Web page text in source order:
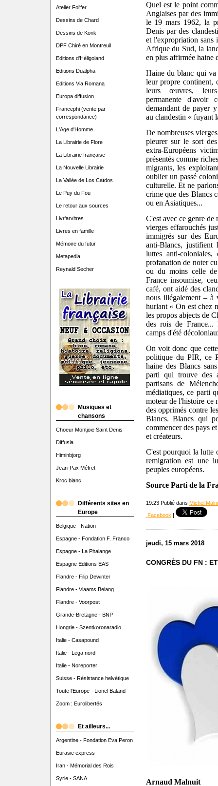
Atelier Fol'fer
Dessins de Chard
Dessins de Konk
DPF Chiré en Montreuil
Editions d'Héligoland
Editions Dualpha
Editions Via Romana
Europa diffusion
Francephi (vente par
correspondance)
L'Age d'Homme
La Librairie de Flore
La Librairie française
La Nouvelle Librairie
La Vallée de Los Caïdos
Le Puy du Fou
Le retour aux sources
Livr'arvitres
Livres en famille
Mémoire du futur
Metapedia
Reynald Secher
Musiques et
chansons
Choeur Montjoie Saint Denis
Diffusia
Himinbjorg
Jean-Pax Méfret
Kroc blanc
Différents sites en
Europe
Belgique - Nation
Espagne - Fondation F. Franco
Espagne - La Phalange
Espagne Editions EAS
Flandre - Filip Dewinter
Flandre - Vlaams Belang
Flandre - Voorpost
Grande-Bretagne - BNP
Hongrie - Szentkoronaradio
Italie - Casapound
Italie - Lega nord
Italie - Noreporter
Suisse - Résistance helvétique
Toute l'Europe - Lionel Baland
Zoom : Eurolibertés
Et ailleurs...
Argentine - Fondation Eva Peron
Eurasie express
Iran - Mémorial des Rois
Syrie - SANA
Quel est le point
Anglaises par des
le 19 mars 1962, la
Denis par des
et l'expropriation sans
Afrique du Sud, la
en plus affirmée haine
Haine du blanc qui va
leur propre continent,
leurs œuvres, leurs
permanente d'avoir
demandant de payer
au clandestin « fuyant
De nombreuses
pleurer sur le sort
extra-Européens
présentés comme
migrants, les
oublier un passé
culturelle. Et ne
crime que des Blancs
ou en Asiatiques...
C'est avec ce genre de
vierges effarouchés
immigrés sur des
anti-Blancs, justifient
luttes anti-
profanation de noter
ou du moins celle
France insoumise,
café, ont aidé des
nous illégalement – à
hurlant « On est chez
les propos abjects de
des rois de
camps d'été
On voit donc que
politique du PIR, ce
haine des Blancs
parti qui trouve des
partisans de
médiatiques, ce parti
moteur de l'histoire ce
des opprimés contre
Blancs. Blancs qui
commencer des pays
et créateurs.
C'est pourquoi la lutte
remigration est une
peuples européens.
Source Parti de la
19:23 Publié dans Michel
Facebook |
jeudi, 15 mars 2018
CONGRÈS DU FN :
Arnaud Malnuit